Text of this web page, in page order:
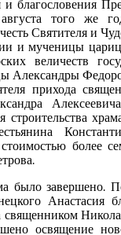
благословения
того же
Святителя и
и мученицы
величеств
Александры
прихода
строительства
более
было завершено.
Анастасия
священником
освящение